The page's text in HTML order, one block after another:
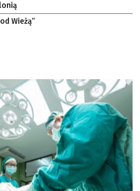
Wieżą”